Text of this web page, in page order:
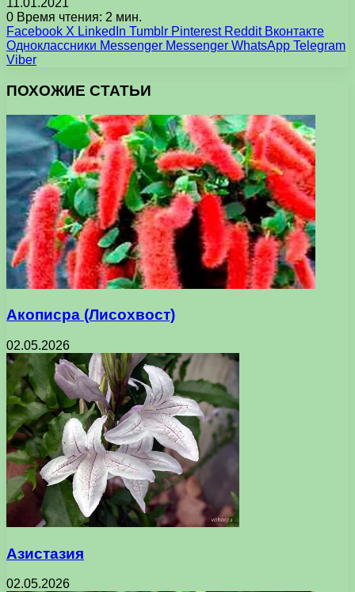
11.01.2021
0 Время чтения: 2 мин.
Facebook X LinkedIn Tumblr Pinterest Reddit Вконтакте
Одноклассники Messenger Messenger WhatsApp Telegram
Viber
ПОХОЖИЕ СТАТЬИ
Акописра (Лисохвост)
02.05.2026
Азистазия
02.05.2026